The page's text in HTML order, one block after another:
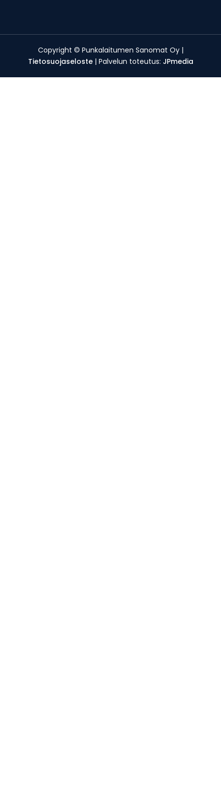
Copyright © Punkalaitumen Sanomat Oy |
Tietosuojaseloste| Palvelun toteutus: JPmedia